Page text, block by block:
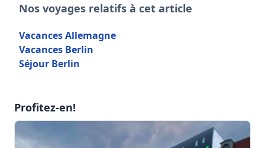
Nos voyages relatifs à cet article
Vacances Allemagne
Vacances Berlin
Séjour Berlin
Profitez-en!